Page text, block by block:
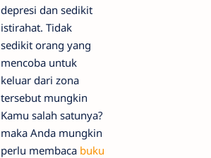
depresi dan sedikit
istirahat. Tidak
sedikit orang yang
mencoba untuk
keluar dari zona
tersebut mungkin
Kamu salah satunya?
maka Anda mungkin
perlu membaca buku